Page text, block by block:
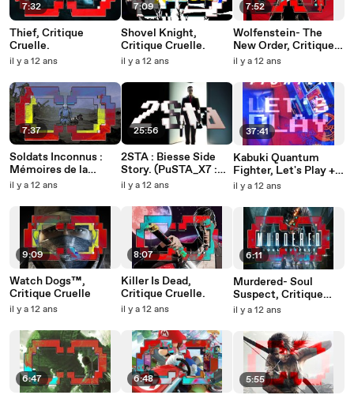
7:32
Thief, Critique
Cruelle.
il y a 12 ans
7:37
Soldats Inconnus :
Mémoires de la
Grande Guerre™,
il y a 12 ans
9:09
Watch Dogs™,
Critique Cruelle
il y a 12 ans
6:47
7:09
Shovel Knight,
Critique Cruelle.
il y a 12 ans
25:56
2STA : Biesse Side
Story. (PuSTA_X7 :
Singularity, The
2 et Half-Life).
il y a 12 ans
8:07
Killer Is Dead,
Critique Cruelle.
il y a 12 ans
6:48
7:52
Wolfenstein- The
New Order, Critique
Cruelle.
il y a 12 ans
37:41
Kabuki Quantum
Fighter, Let's Play +
Critique Cruelle.
il y a 12 ans
6:11
Murdered- Soul
Suspect, Critique
Cruelle.
il y a 12 ans
5:55